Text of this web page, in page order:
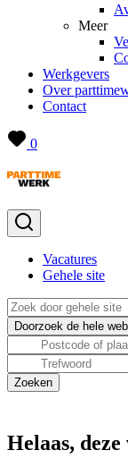
Meer
Werkgevers
Over
Contact
0
Vacatures
Gehele site
Helaas,